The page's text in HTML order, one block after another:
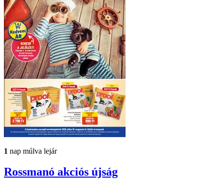
1 nap múlva lejár
Rossmanó akciós újság